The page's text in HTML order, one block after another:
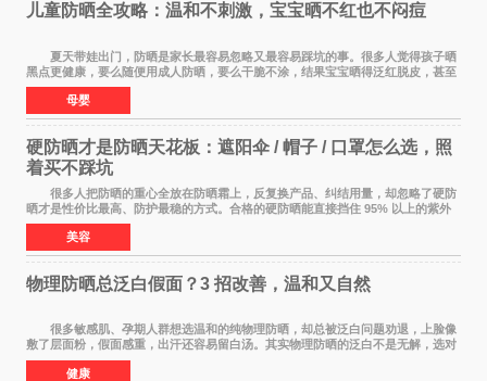
儿童防晒全攻略：温和不刺激，宝宝晒不红也不闷痘
夏天带娃出门，防晒是家长最容易忽略又最容易踩坑的事。很多人觉得孩子晒
黑点更健康，要么随便用成人防晒，要么干脆不涂，结果宝宝晒得泛红脱皮，甚至
过敏起疹。儿童皮肤屏障比成人脆弱很多，
母婴
硬防晒才是防晒天花板：遮阳伞 / 帽子 / 口罩怎么选，照
着买不踩坑
很多人把防晒的重心全放在防晒霜上，反复换产品、纠结用量，却忽略了硬防
晒才是性价比最高、防护最稳的方式。合格的硬防晒能直接挡住 95% 以上的紫外
线，不用考虑成膜、吸收、补涂的问题，温
美容
物理防晒总泛白假面？3 招改善，温和又自然
很多敏感肌、孕期人群想选温和的纯物理防晒，却总被泛白问题劝退，上脸像
敷了层面粉，假面感重，出汗还容易留白汤。其实物理防晒的泛白不是无解，选对
产品 + 用对方法，既能守住温和度，又能
健康